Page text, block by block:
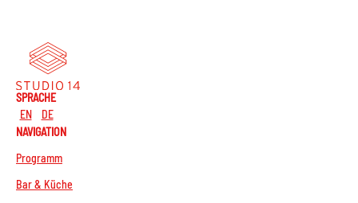
SPRACHE
EN
DE
NAVIGATION
Programm
Bar & Küche